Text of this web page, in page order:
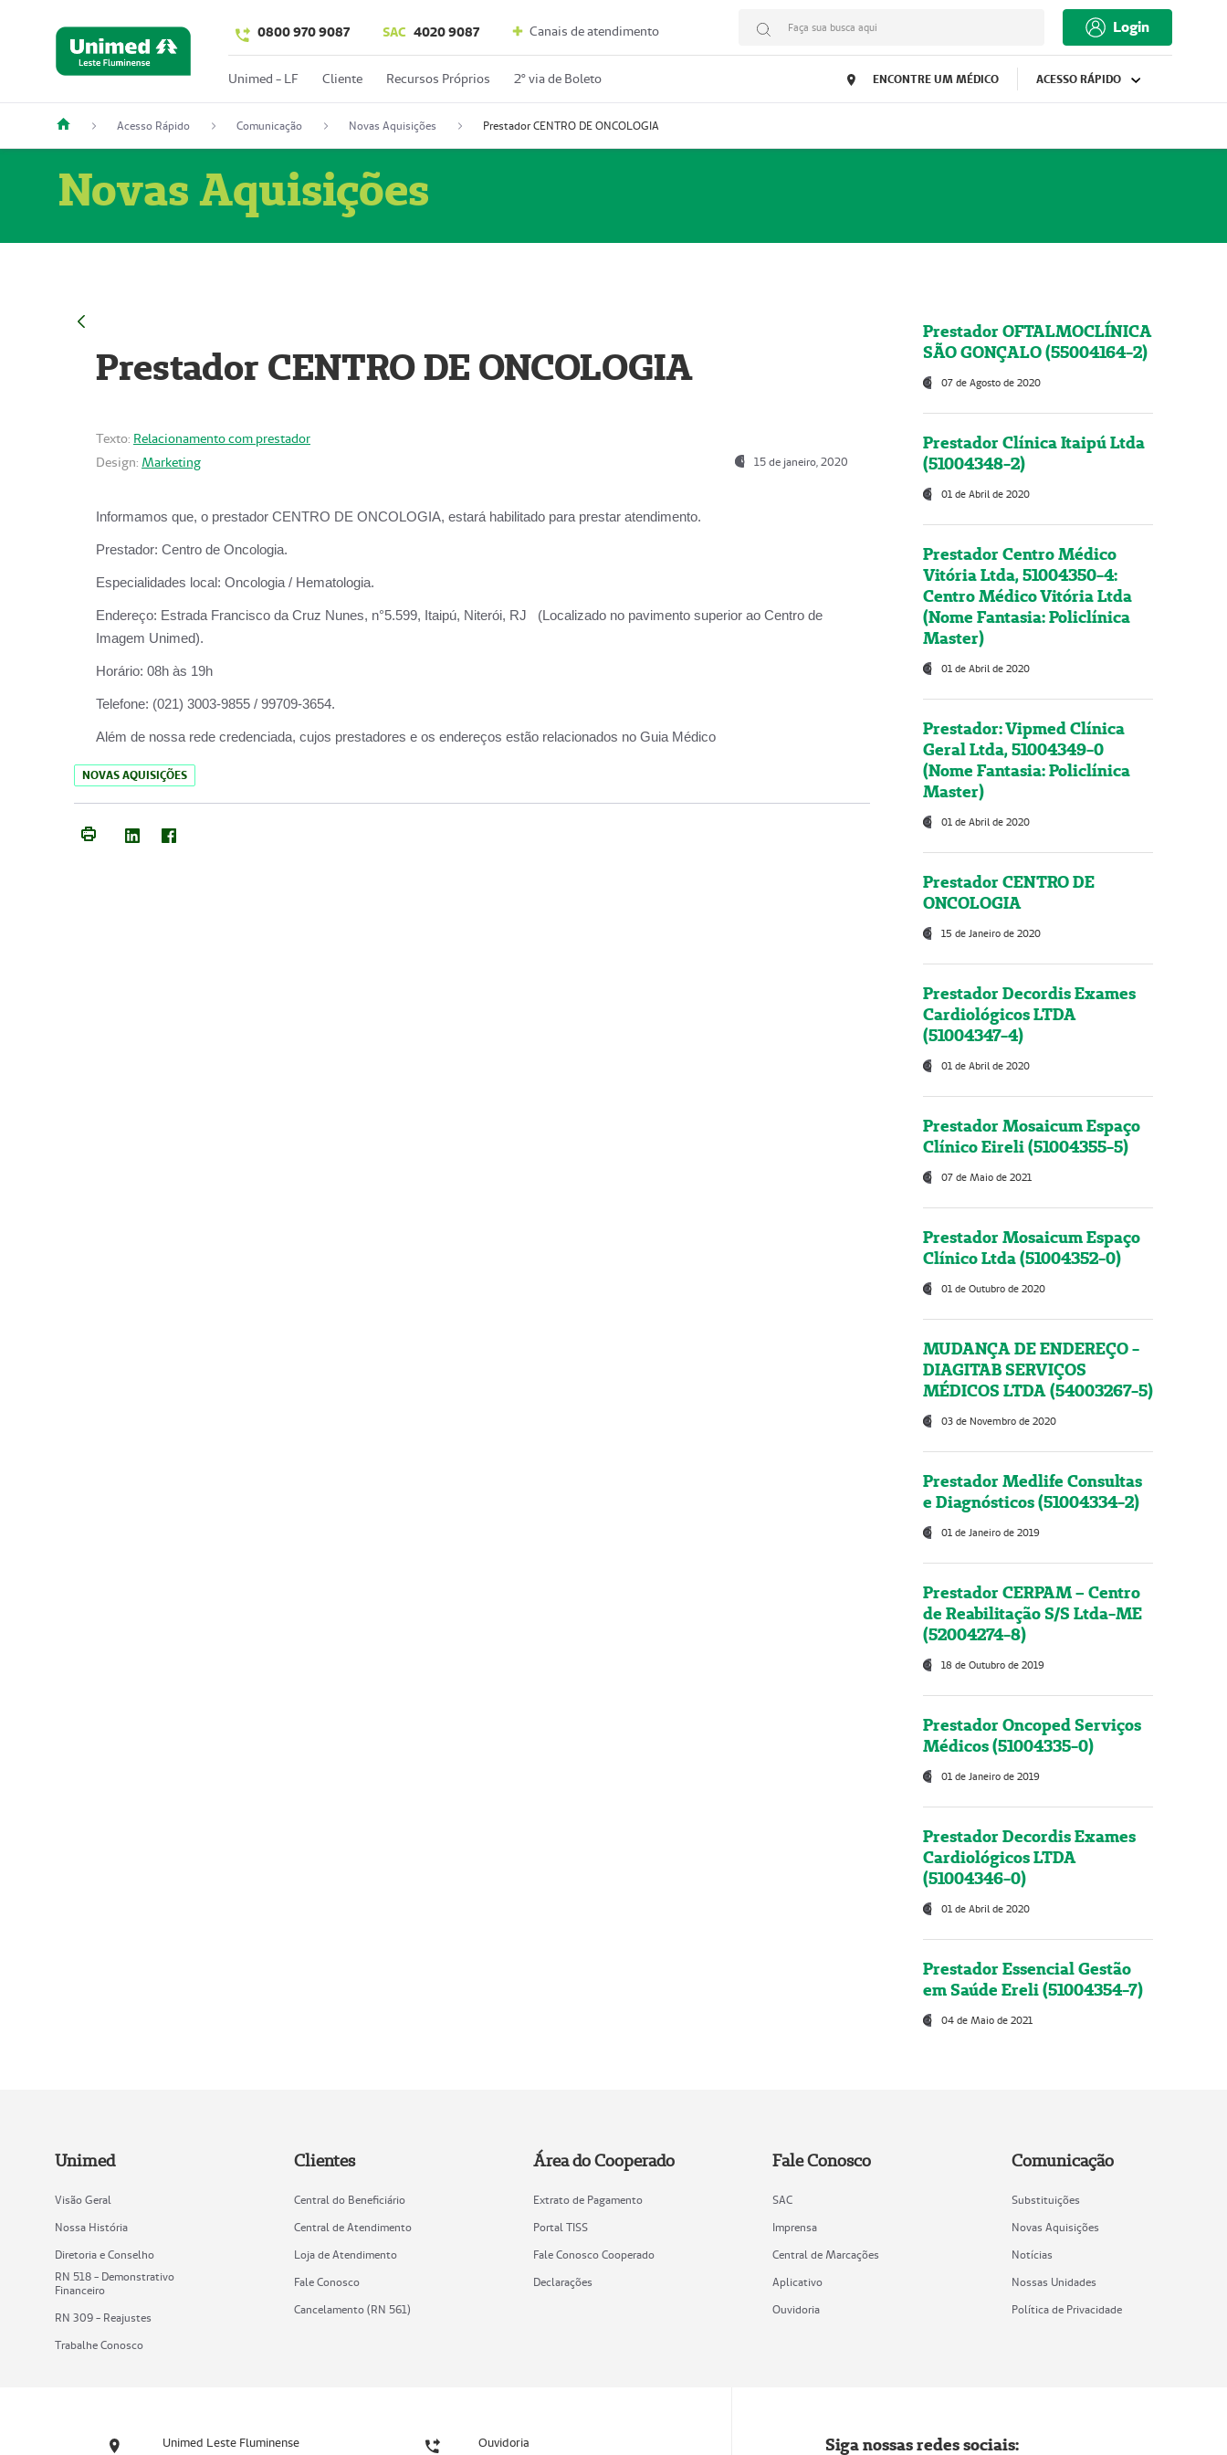
0800 970 9087 SAC 4020 9087 Canais de atendimento Faça sua busca aqui Login
Unimed - LF Cliente Recursos Próprios 2º via de Boleto ENCONTRE UM MÉDICO ACESSO RÁPIDO
Acesso Rápido Comunicação Novas Aquisições Prestador CENTRO DE ONCOLOGIA
Novas Aquisições
Prestador CENTRO DE ONCOLOGIA
Texto: Relacionamento com prestador
Design: Marketing 15 de janeiro, 2020
Informamos que, o prestador CENTRO DE ONCOLOGIA, estará habilitado para prestar atendimento.
Prestador: Centro de Oncologia.
Especialidades local: Oncologia / Hematologia.
Endereço: Estrada Francisco da Cruz Nunes, n°5.599, Itaipú, Niterói, RJ (Localizado no pavimento superior ao Centro de
Imagem Unimed).
Horário: 08h às 19h
Telefone: (021) 3003-9855 / 99709-3654.
Além de nossa rede credenciada, cujos prestadores e os endereços estão relacionados no Guia Médico
NOVAS AQUISIÇÕES
Prestador OFTALMOCLÍNICA
SÃO GONÇALO (55004164-2)
07 de Agosto de 2020
Prestador Clínica Itaipú Ltda
(51004348-2)
01 de Abril de 2020
Prestador Centro Médico
Vitória Ltda, 51004350-4:
Centro Médico Vitória Ltda
(Nome Fantasia: Policlínica
Master)
01 de Abril de 2020
Prestador: Vipmed Clínica
Geral Ltda, 51004349-0
(Nome Fantasia: Policlínica
Master)
01 de Abril de 2020
Prestador CENTRO DE
ONCOLOGIA
15 de Janeiro de 2020
Prestador Decordis Exames
Cardiológicos LTDA
(51004347-4)
01 de Abril de 2020
Prestador Mosaicum Espaço
Clínico Eireli (51004355-5)
07 de Maio de 2021
Prestador Mosaicum Espaço
Clínico Ltda (51004352-0)
01 de Outubro de 2020
MUDANÇA DE ENDEREÇO -
DIAGITAB SERVIÇOS
MÉDICOS LTDA (54003267-5)
03 de Novembro de 2020
Prestador Medlife Consultas
e Diagnósticos (51004334-2)
01 de Janeiro de 2019
Prestador CERPAM – Centro
de Reabilitação S/S Ltda-ME
(52004274-8)
18 de Outubro de 2019
Prestador Oncoped Serviços
Médicos (51004335-0)
01 de Janeiro de 2019
Prestador Decordis Exames
Cardiológicos LTDA
(51004346-0)
01 de Abril de 2020
Prestador Essencial Gestão
em Saúde Ereli (51004354-7)
04 de Maio de 2021
Unimed
Visão Geral
Nossa História
Diretoria e Conselho
RN 518 - Demonstrativo
Financeiro
RN 309 - Reajustes
Trabalhe Conosco
Clientes
Central do Beneficiário
Central de Atendimento
Loja de Atendimento
Fale Conosco
Cancelamento (RN 561)
Área do Cooperado
Extrato de Pagamento
Portal TISS
Fale Conosco Cooperado
Declarações
Fale Conosco
SAC
Imprensa
Central de Marcações
Aplicativo
Ouvidoria
Comunicação
Substituições
Novas Aquisições
Notícias
Nossas Unidades
Política de Privacidade
Unimed Leste Fluminense Ouvidoria Siga nossas redes sociais: